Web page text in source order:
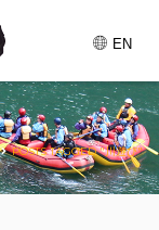
EN
POSTS TAGGED "川遊び"